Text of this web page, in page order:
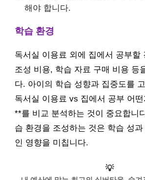
해야 합니다.
학습 환경
독서실 이용료 외에 집에서 공부할
조성 비용, 학습 자료 구매 비용 등
다. 아이의 학습 성향과 집중도를
독서실 이용료 vs 집에서 공부 어
**를 비교 분석하는 것이 중요합니
습 환경을 조성하는 것은 학습 성
인 영향을 미칩니다.
💡